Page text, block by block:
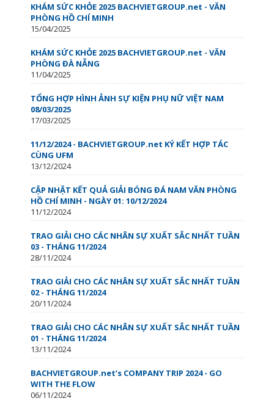
KHÁM SỨC KHỎE 2025 BACHVIETGROUP.net - VĂN
PHÒNG HỒ CHÍ MINH
15/04/2025
KHÁM SỨC KHỎE 2025 BACHVIETGROUP.net - VĂN
PHÒNG ĐÀ NẴNG
11/04/2025
TỔNG HỢP HÌNH ẢNH SỰ KIỆN PHỤ NỮ VIỆT NAM
08/03/2025
17/03/2025
11/12/2024 - BACHVIETGROUP.net KÝ KẾT HỢP TÁC
CÙNG UFM
13/12/2024
CẬP NHẬT KẾT QUẢ GIẢI BÓNG ĐÁ NAM VĂN PHÒNG
HỒ CHÍ MINH - NGÀY 01: 10/12/2024
11/12/2024
TRAO GIẢI CHO CÁC NHÂN SỰ XUẤT SẮC NHẤT TUẦN
03 - THÁNG 11/2024
28/11/2024
TRAO GIẢI CHO CÁC NHÂN SỰ XUẤT SẮC NHẤT TUẦN
02 - THÁNG 11/2024
20/11/2024
TRAO GIẢI CHO CÁC NHÂN SỰ XUẤT SẮC NHẤT TUẦN
01 - THÁNG 11/2024
13/11/2024
BACHVIETGROUP.net’s COMPANY TRIP 2024 - GO
WITH THE FLOW
06/11/2024